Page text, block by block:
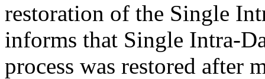
restoration of the Single
informs that Single Intra-
process was restored after